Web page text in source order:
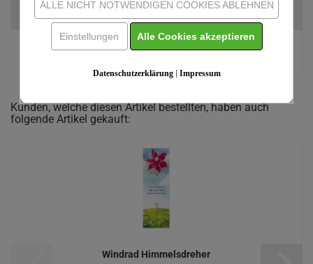
JL 2027 Rave - Poster A 3
Einzelpreis:6,00 EUR
Kunden, welche diesen Artikel bestellten, haben auch
folgende Artikel gekauft:
Windrad Himmelsdreher
ALLE NICHT NOTWENDIGEN COOKIES ABLEHNEN
Einstellungen Alle Cookies akzeptieren
Datenschutzerklärung| Impressum